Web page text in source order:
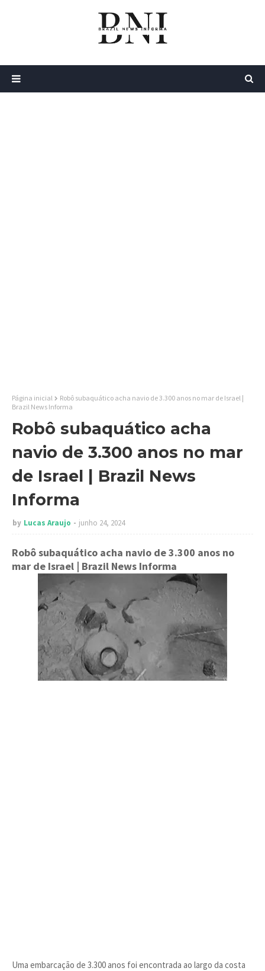
Página inicial
Robô subaquático acha navio de 3.300 anos no mar de Israel |
Brazil News Informa
Robô subaquático acha
navio de 3.300 anos no mar
de Israel | Brazil News
Informa
by Lucas Araujo junho 24, 2024
Robô subaquático acha navio de 3.300 anos no
mar de Israel | Brazil News Informa
Uma embarcação de 3.300 anos foi encontrada ao largo da costa